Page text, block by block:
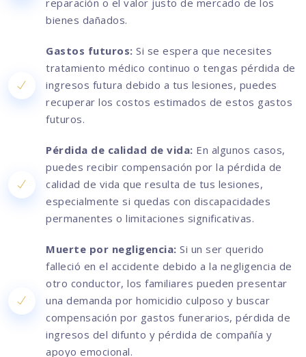
reparación o el valor justo de mercado de los
bienes dañados.
Gastos futuros: Si se espera que necesites
tratamiento médico continuo o tengas pérdida de
ingresos futura debido a tus lesiones, puedes
recuperar los costos estimados de estos gastos
futuros.
Pérdida de calidad de vida: En algunos casos,
puedes recibir compensación por la pérdida de
calidad de vida que resulta de tus lesiones,
especialmente si quedas con discapacidades
permanentes o limitaciones significativas.
Muerte por negligencia: Si un ser querido
falleció en el accidente debido a la negligencia de
otro conductor, los familiares pueden presentar
una demanda por homicidio culposo y buscar
compensación por gastos funerarios, pérdida de
ingresos del difunto y pérdida de compañía y
apoyo emocional.